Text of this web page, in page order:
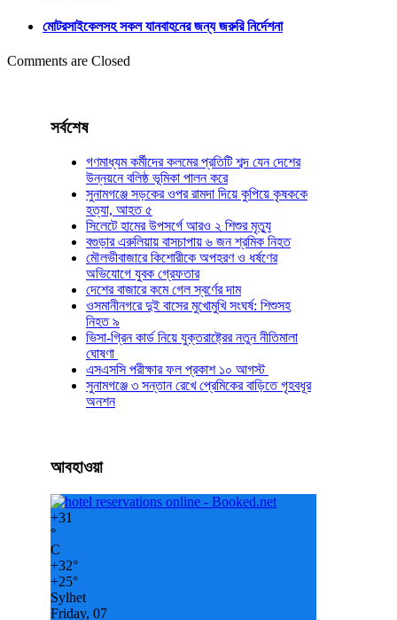
মোটরসাইকেলসহ সকল যানবাহনের জন্য জরুরি নির্দেশনা
Comments are Closed
সর্বশেষ
গণমাধ্যম কর্মীদের কলমের প্রতিটি শব্দ যেন দেশের
উন্নয়নে বলিষ্ঠ ভূমিকা পালন করে
সুনামগঞ্জে সড়কের ওপর রামদা দিয়ে কুপিয়ে কৃষককে
হত্যা, আহত ৫
সিলেটে হামের উপসর্গে আরও ২ শিশুর মৃত্যু
বগুড়ার এরুলিয়ায় বাসচাপায় ৬ জন শ্রমিক নিহত
মৌলভীবাজারে কিশোরীকে অপহরণ ও ধর্ষণের
অভিযোগে যুবক গ্রেফতার
দেশের বাজারে কমে গেল স্বর্ণের দাম
ওসমানীনগরে দুই বাসের মুখোমুখি সংঘর্ষ: শিশুসহ
নিহত ৯
ভিসা-গ্রিন কার্ড নিয়ে যুক্তরাষ্ট্রের নতুন নীতিমালা
ঘোষণা
এসএসসি পরীক্ষার ফল প্রকাশ ১০ আগস্ট
সুনামগঞ্জে ৩ সন্তান রেখে প্রেমিকের বাড়িতে গৃহবধূর
অনশন
আবহাওয়া
+31
°
C
+32°
+25°
Sylhet
Friday, 07